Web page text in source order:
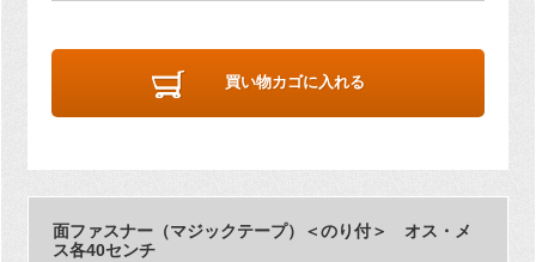
買い物カゴに入れる
面ファスナー（マジックテープ）＜のり付＞ オス・メ
ス各40センチ